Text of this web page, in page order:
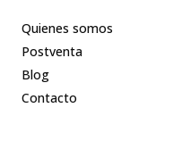
Quienes somos
Postventa
Blog
Contacto